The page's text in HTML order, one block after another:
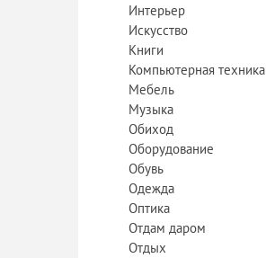
Интерьер
Искусство
Книги
Компьютерная техника
Мебель
Музыка
Обиход
Оборудование
Обувь
Одежда
Оптика
Отдам даром
Отдых